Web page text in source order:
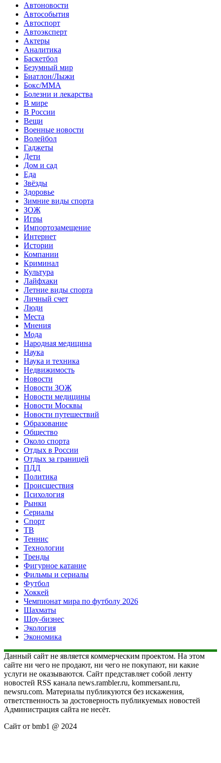
Автоновости
Автособытия
Автоспорт
Автоэксперт
Актеры
Аналитика
Баскетбол
Безумный мир
Биатлон/Лыжи
Бокс/MMA
Болезни и лекарства
В мире
В России
Вещи
Военные новости
Волейбол
Гаджеты
Дети
Дом и сад
Еда
Звёзды
Здоровье
Зимние виды спорта
ЗОЖ
Игры
Импортозамещение
Интернет
Истории
Компании
Криминал
Культура
Лайфхаки
Летние виды спорта
Личный счет
Люди
Места
Мнения
Мода
Народная медицина
Наука
Наука и техника
Недвижимость
Новости
Новости ЗОЖ
Новости медицины
Новости Москвы
Новости путешествий
Образование
Общество
Около спорта
Отдых в России
Отдых за границей
ПДД
Политика
Происшествия
Психология
Рынки
Сериалы
Спорт
ТВ
Теннис
Технологии
Тренды
Фигурное катание
Фильмы и сериалы
Футбол
Хоккей
Чемпионат мира по футболу 2026
Шахматы
Шоу-бизнес
Экология
Экономика
Данный сайт не является коммерческим проектом. На этом
сайте ни чего не продают, ни чего не покупают, ни какие
услуги не оказываются. Сайт представляет собой ленту
новостей RSS канала news.rambler.ru, kommersant.ru,
newsru.com. Материалы публикуются без искажения,
ответственность за достоверность публикуемых новостей
Администрация сайта не несёт.
Сайт от bmb1 @ 2024